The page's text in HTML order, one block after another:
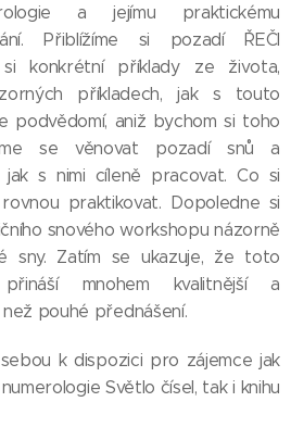
a jejímu praktickému
Přiblížíme si pozadí ŘEČI
si konkrétní příklady ze života,
příkladech, jak s touto
podvědomí, aniž bychom si toho
se věnovat pozadí snů a
jak s nimi cíleně pracovat. Co si
praktikovat. Dopoledne si
snového workshopu názorně
sny. Zatím se ukazuje, že toto
mnohem kvalitnější a
pouhé přednášení.
k dispozici pro zájemce jak
Světlo čísel, tak i knihu